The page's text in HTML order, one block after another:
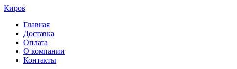
Киров
Главная
Доставка
Оплата
О компании
Контакты